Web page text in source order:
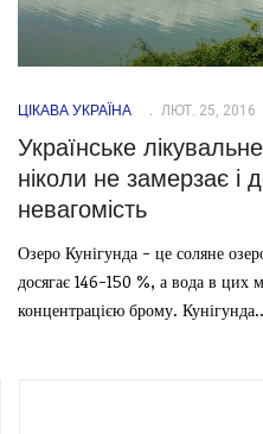
ЦІКАВА УКРАЇНА ЛЮТ. 25, 2016
Українське
ніколи не замерзає і
невагомість
Озеро Кунігунда - це соляне
досягає 146-150 %, а вода в цих
концентрацією брому.